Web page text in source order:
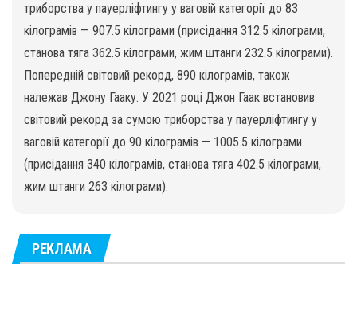
триборства у пауерліфтингу у ваговій категорії до 83
кілограмів — 907.5 кілограми (присідання 312.5 кілограми,
станова тяга 362.5 кілограми, жим штанги 232.5 кілограми).
Попередній світовий рекорд, 890 кілограмів, також
належав Джону Гааку. У 2021 році Джон Гаак встановив
світовий рекорд за сумою триборства у пауерліфтингу у
ваговій категорії до 90 кілограмів — 1005.5 кілограми
(присідання 340 кілограмів, станова тяга 402.5 кілограми,
жим штанги 263 кілограми).
РЕКЛАМА